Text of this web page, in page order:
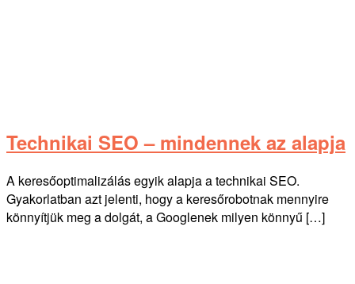
Technikai SEO – mindennek az alapja
A keresőoptimalizálás egyik alapja a technikai SEO.
Gyakorlatban azt jelenti, hogy a keresőrobotnak mennyire
könnyítjük meg a dolgát, a Googlenek milyen könnyű […]